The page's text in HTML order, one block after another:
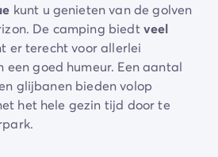
/nl/stacaravans
/nl/de-ultimate-accommodaties
/nl/camping-premium-
/nl/overige-accommodatie
kunt u genieten van de golven
De camping biedtveel
er terecht voor allerlei
een goed humeur. Een aantal
glijbanen bieden volop
het hele gezin tijd door te